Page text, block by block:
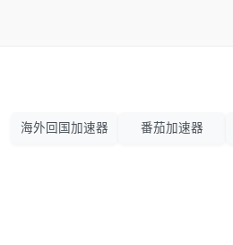
海外回国加速器 番茄加速器